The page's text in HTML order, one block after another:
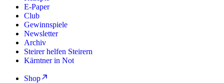
E-Paper
Club
Gewinnspiele
Newsletter
Archiv
Steirer helfen Steirern
Kärntner in Not
Shop